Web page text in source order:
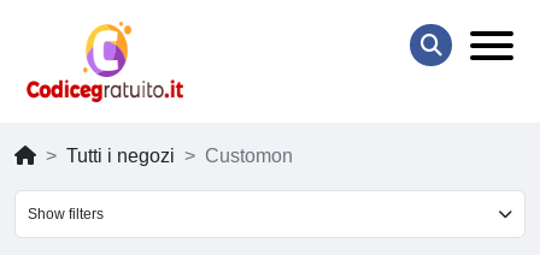
Tutti i negozi Customon
Show filters